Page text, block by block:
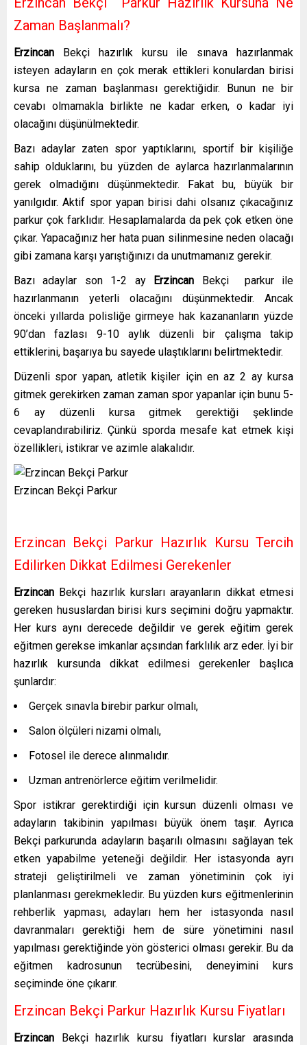
Zaman Başlanmalı?
Erzincan Bekçi hazırlık kursu
ile sınava hazırlanmak
isteyen adayların en çok merak ettikleri konulardan birisi
kursa ne zaman başlanması gerektiğidir. Bunun ne bir
cevabı olmamakla birlikte ne kadar erken, o kadar iyi
olacağını düşünülmektedir.
Bazı adaylar zaten spor yaptıklarını, sportif bir kişiliğe
sahip olduklarını, bu yüzden de aylarca hazırlanmalarının
gerek olmadığını düşünmektedir. Fakat bu, büyük bir
yanılgıdır. Aktif spor yapan birisi dahi olsanız çıkacağınız
parkur çok farklıdır. Hesaplamalarda da pek çok etken öne
çıkar. Yapacağınız her hata puan silinmesine neden olacağı
gibi zamana karşı yarıştığınızı da unutmamanız gerekir.
Bazı adaylar son 1-2 ay Erzincan Bekçi parkur ile
hazırlanmanın yeterli olacağını düşünmektedir. Ancak
önceki yıllarda polisliğe girmeye hak kazananların yüzde
90’dan fazlası 9-10 aylık düzenli bir çalışma takip
ettiklerini, başarıya bu sayede ulaştıklarını belirtmektedir.
Düzenli spor yapan, atletik kişiler için en az 2 ay kursa
gitmek gerekirken zaman zaman spor yapanlar için bunu 5-
6 ay düzenli kursa gitmek gerektiği şeklinde
cevaplandırabiliriz. Çünkü sporda mesafe kat etmek kişi
özellikleri, istikrar ve azimle alakalıdır.
Erzincan Bekçi Parkur
Erzincan Bekçi Parkur Hazırlık Kursu Tercih
Edilirken Dikkat Edilmesi Gerekenler
Erzincan Bekçi hazırlık kursları arayanların dikkat etmesi
gereken hususlardan birisi kurs seçimini doğru yapmaktır.
Her kurs aynı derecede değildir ve gerek eğitim gerek
eğitmen gerekse imkanlar açsından farklılık arz eder. İyi bir
hazırlık kursunda dikkat edilmesi gerekenler başlıca
şunlardır:
Gerçek sınavla birebir parkur olmalı,
Salon ölçüleri nizami olmalı,
Fotosel ile derece alınmalıdır.
Uzman antrenörlerce eğitim verilmelidir.
Spor istikrar gerektirdiği için kursun düzenli olması ve
adayların takibinin yapılması büyük önem taşır. Ayrıca
Bekçi parkurunda adayların başarılı olmasını sağlayan tek
etken yapabilme yeteneği değildir. Her istasyonda ayrı
strateji geliştirilmeli ve zaman yönetiminin çok iyi
planlanması gerekmekledir. Bu yüzden kurs eğitmenlerinin
rehberlik yapması, adayları hem her istasyonda nasıl
davranmaları gerektiği hem de süre yönetimini nasıl
yapılması gerektiğinde yön gösterici olması gerekir. Bu da
eğitmen kadrosunun tecrübesini, deneyimini kurs
seçiminde öne çıkarır.
Erzincan Bekçi Parkur Hazırlık Kursu Fiyatları
Erzincan Bekçihazırlık kursu fiyatları kurslar arasında